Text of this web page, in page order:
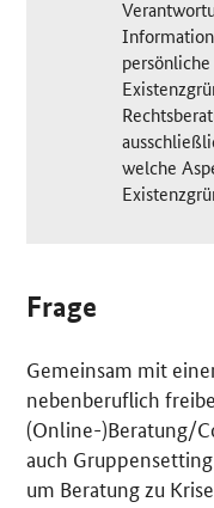
welche
Frage
Gemeinsam mit
nebenberuflich
(Online-)Beratung/
auch
um Beratung zu